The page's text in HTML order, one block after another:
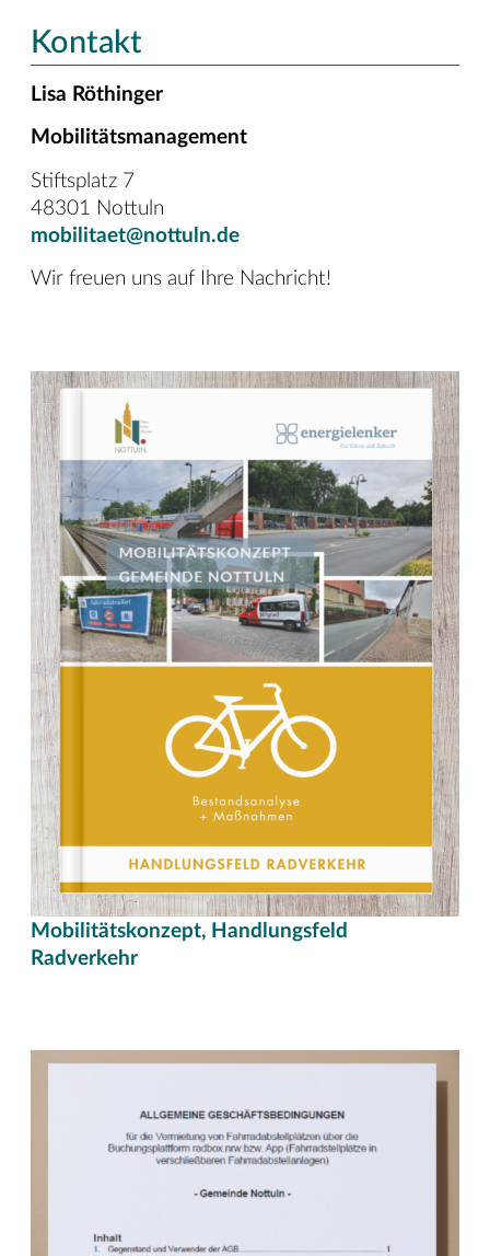
Kontakt
Lisa Röthinger
Mobilitätsmanagement
Stiftsplatz 7
48301 Nottuln
mobilitaet@nottuln.de
Wir freuen uns auf Ihre Nachricht!
Mobilitätskonzept, Handlungsfeld
Radverkehr